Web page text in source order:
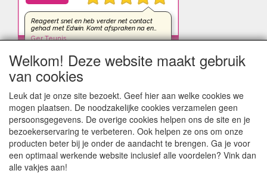
Welkom! Deze website maakt gebruik
van cookies
Leuk dat je onze site bezoekt. Geef hier aan welke cookies we
mogen plaatsen. De noodzakelijke cookies verzamelen geen
persoonsgegevens. De overige cookies helpen ons de site en je
bezoekerservaring te verbeteren. Ook helpen ze ons om onze
producten beter bij je onder de aandacht te brengen. Ga je voor
een optimaal werkende website inclusief alle voordelen? Vink dan
alle vakjes aan!